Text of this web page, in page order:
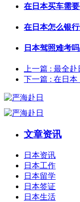
在日本买车需
在日本怎么银
日本驾照难考
上一篇 : 最全
下一篇 : 在日本
文章资讯
日本资讯
日本工作
日本留学
日本签证
日本生活